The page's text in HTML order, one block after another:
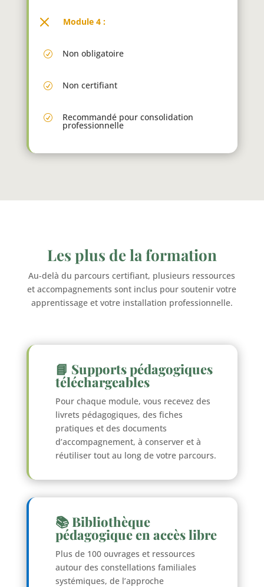
M Module 4 :
R Non obligatoire
R Non certifiant
R Recommandé pour consolidation
professionnelle
Les plus de la formation
Au-delà du parcours certifiant, plusieurs ressources
et accompagnements sont inclus pour soutenir votre
apprentissage et votre installation professionnelle.
📘 Supports pédagogiques
téléchargeables
Pour chaque module, vous recevez des
livrets pédagogiques, des fiches
pratiques et des documents
d’accompagnement, à conserver et à
réutiliser tout au long de votre parcours.
📚 Bibliothèque
pédagogique en accès libre
Plus de 100 ouvrages et ressources
autour des constellations familiales
systémiques, de l’approche